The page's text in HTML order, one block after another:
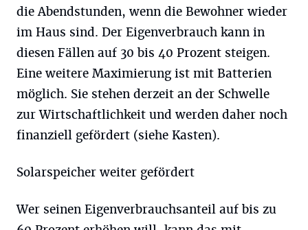
die Abendstunden, wenn die Bewohner wieder
im Haus sind. Der Eigenverbrauch kann in
diesen Fällen auf 30 bis 40 Prozent steigen.
Eine weitere Maximierung ist mit Batterien
möglich. Sie stehen derzeit an der Schwelle
zur Wirtschaftlichkeit und werden daher noch
finanziell gefördert (siehe Kasten).
Solarspeicher weiter gefördert
Wer seinen Eigenverbrauchsanteil auf bis zu